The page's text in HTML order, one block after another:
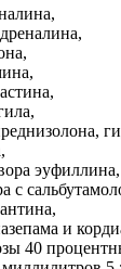
эуфиллина,
с
и
40